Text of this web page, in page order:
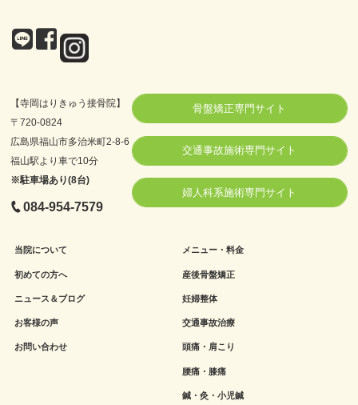
【寺岡はりきゅう接骨院】
〒720-0824
広島県福山市多治米町2-8-6
福山駅より車で10分
※駐車場あり(8台)
084-954-7579
骨盤矯正専門サイト
交通事故施術専門サイト
婦人科系施術専門サイト
当院について
初めての方へ
ニュース＆ブログ
お客様の声
お問い合わせ
メニュー・料金
産後骨盤矯正
妊婦整体
交通事故治療
頭痛・肩こり
腰痛・膝痛
鍼・灸・小児鍼